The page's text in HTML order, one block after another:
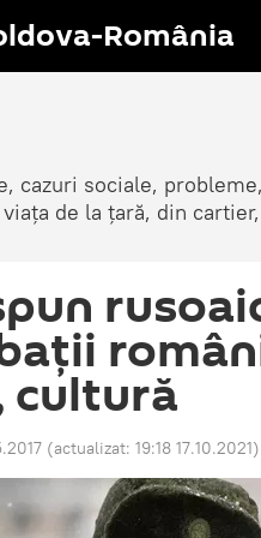
România
cazuri sociale,
de la țară, din
cultură
(actualizat: 19:18 17.10.2021)